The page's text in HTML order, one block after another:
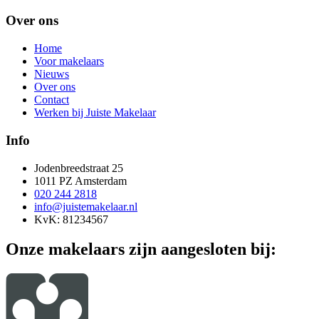
Over ons
Home
Voor makelaars
Nieuws
Over ons
Contact
Werken bij Juiste Makelaar
Info
Jodenbreedstraat 25
1011 PZ Amsterdam
020 244 2818
info@juistemakelaar.nl
KvK: 81234567
Onze makelaars zijn aangesloten bij: